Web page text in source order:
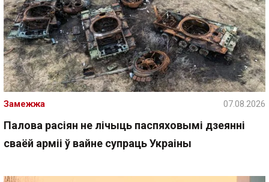
Палова расіян не лічыць паспяховымі дзеянні
сваёй арміі ў вайне супраць Украіны
Замежжа 07.08.2026